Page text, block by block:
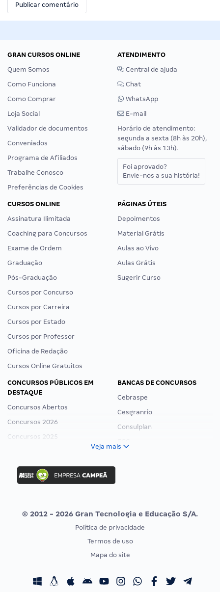
GRAN CURSOS ONLINE
Quem Somos
Como Funciona
Como Comprar
Loja Social
Validador de documentos
Conveniados
Programa de Afiliados
Trabalhe Conosco
Preferências de Cookies
ATENDIMENTO
Central de ajuda
Chat
WhatsApp
E-mail
Horário de atendimento:
segunda a sexta (8h às 20h),
sábado (9h às 13h).
Foi aprovado?
Envie-nos a sua história!
CURSOS ONLINE
Assinatura Ilimitada
Coaching para Concursos
Exame de Ordem
Graduação
Pós-Graduação
Cursos por Concurso
Cursos por Carreira
Cursos por Estado
Cursos por Professor
Oficina de Redação
Cursos Online Gratuitos
PÁGINAS ÚTEIS
Depoimentos
Material Grátis
Aulas ao Vivo
Aulas Grátis
Sugerir Curso
CONCURSOS PÚBLICOS EM
DESTAQUE
Concursos Abertos
Concursos 2026
Concursos 2025
Concurso Ibama
Concurso MPU
Editais publicados
BANCAS DE CONCURSOS
Cebraspe
Cesgranrio
Consulplan
Vunesp
CONCURSOS POR PROFISSÃO
Concursos Fiscais
EXAME DE ORDEM
Calendário OAB
Veja mais
© 2012 - 2026 Gran Tecnologia e Educação S/A.
Política de privacidade
Termos de uso
Mapa do site